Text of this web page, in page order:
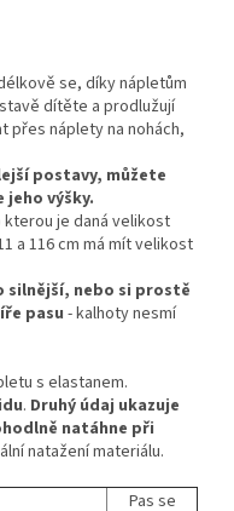
se, díky nápletům
dítěte a prodlužují
přes náplety na nohách,
postavy, můžete
výšky.
je daná velikost
a 116 cm má mít velikost
silnější, nebo si prostě
pasu - kalhoty nesmí
s elastanem.
. Druhý údaj ukazuje
natáhne při
natažení materiálu.
Pas se